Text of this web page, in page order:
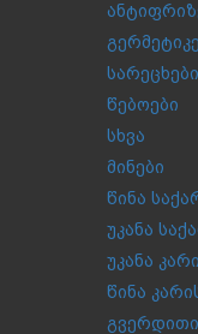
სარეცხები
წებოები
სხვა
მინები
წინა
უკანა
უკანა
წინა
გვერდითი